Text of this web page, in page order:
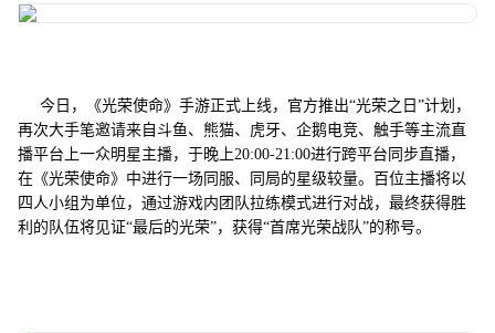
今日，《光荣使命》手游正式上线，官方推出“光荣之日”计划，
再次大手笔邀请来自斗鱼、熊猫、虎牙、企鹅电竞、触手等主流直
播平台上一众明星主播，于晚上20:00-21:00进行跨平台同步直播，
在《光荣使命》中进行一场同服、同局的星级较量。百位主播将以
四人小组为单位，通过游戏内团队拉练模式进行对战，最终获得胜
利的队伍将见证“最后的光荣”，获得“首席光荣战队”的称号。